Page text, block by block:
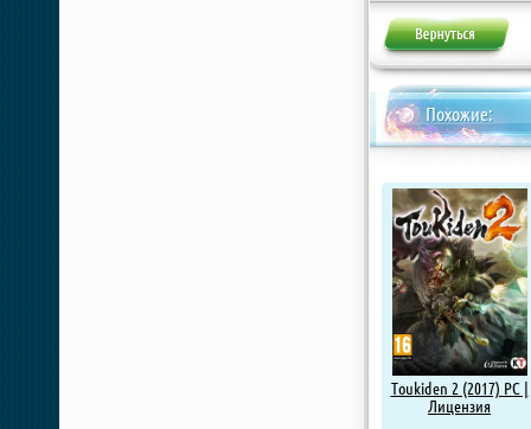
Похожие:
Toukiden 2 (2017) PC |
Лицензия